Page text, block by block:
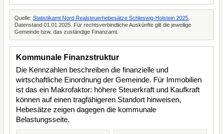
Quelle: Statistikamt Nord Realsteuerhebesätze Schleswig-Holstein 2025
Datenstand 01.01.2025. Für rechtsverbindliche Auskünfte gilt die jeweilige
Gemeinde bzw. das zuständige Finanzamt.
Kommunale Finanzstruktur
Die Kennzahlen beschreiben die finanzielle und
wirtschaftliche Einordnung der Gemeinde. Für Immobilien
ist das ein Makrofaktor: höhere Steuerkraft und Kaufkraft
können auf einen tragfähigeren Standort hinweisen,
Hebesätze zeigen dagegen die kommunale
Belastungsseite.